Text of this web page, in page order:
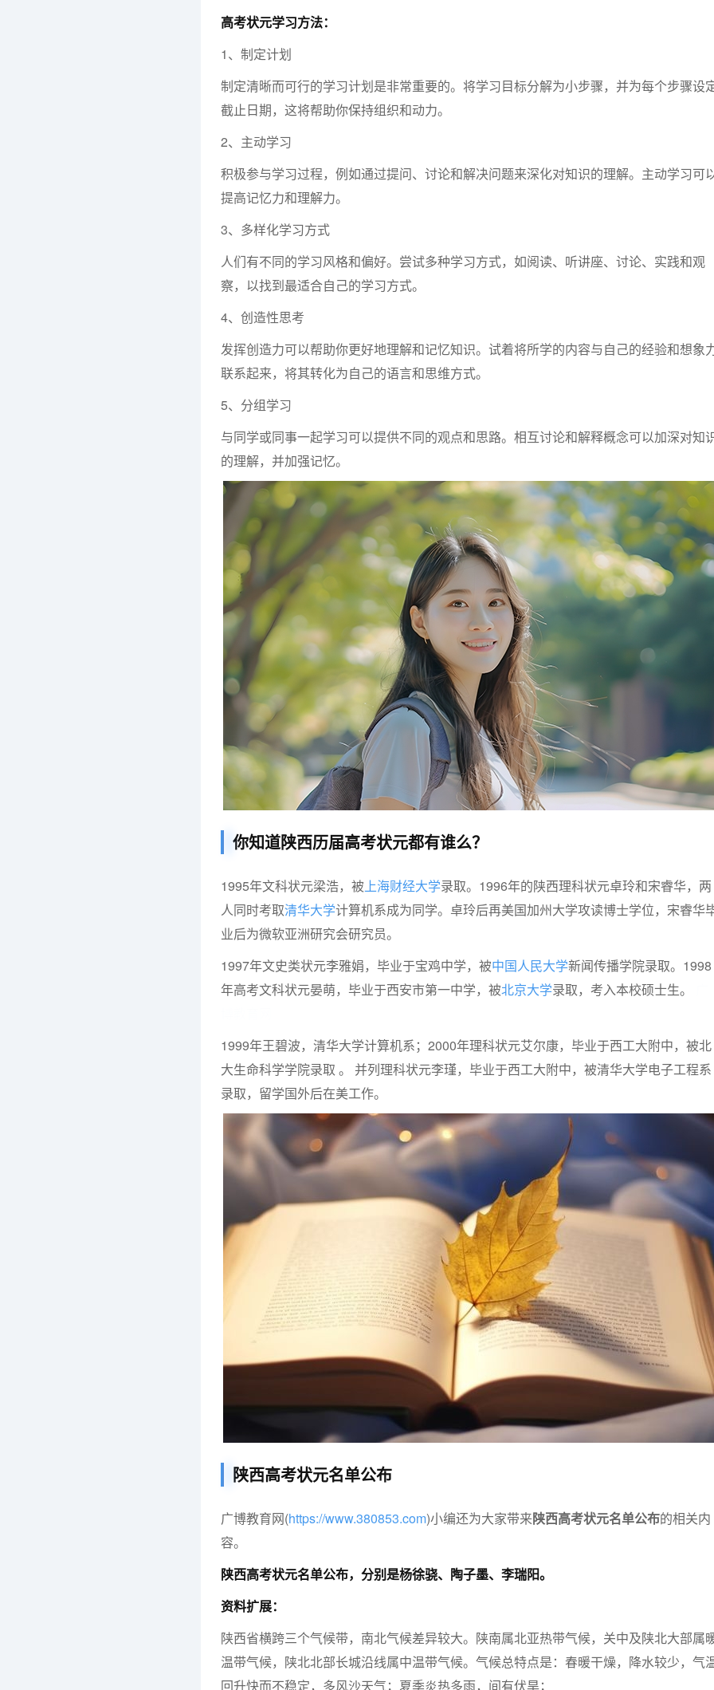
高考状元学习方法：
1、制定计划
制定清晰而可行的学习计划是非常重要的。将学习目标分解为小步骤，并为每个步骤设
截止日期，这将帮助你保持组织和动力。
2、主动学习
积极参与学习过程，例如通过提问、讨论和解决问题来深化对知识的理解。主动学习可
提高记忆力和理解力。
3、多样化学习方式
人们有不同的学习风格和偏好。尝试多种学习方式，如阅读、听讲座、讨论、实践和观
察，以找到最适合自己的学习方式。
4、创造性思考
发挥创造力可以帮助你更好地理解和记忆知识。试着将所学的内容与自己的经验和想象
联系起来，将其转化为自己的语言和思维方式。
5、分组学习
与同学或同事一起学习可以提供不同的观点和思路。相互讨论和解释概念可以加深对知
的理解，并加强记忆。
你知道陕西历届高考状元都有谁么？
1995年文科状元梁浩，被上海财经大学录取。1996年的陕西理科状元卓玲和宋睿华，两
人同时考取清华大学计算机系成为同学。卓玲后再美国加州大学攻读博士学位，宋睿华
业后为微软亚洲研究会研究员。
1997年文史类状元李雅娟，毕业于宝鸡中学，被中国人民大学新闻传播学院录取。1998
年高考文科状元晏萌，毕业于西安市第一中学，被北京大学录取，考入本校硕士生。
1999年王碧波，清华大学计算机系；2000年理科状元艾尔康，毕业于西工大附中，被北
大生命科学学院录取 。 并列理科状元李瑾，毕业于西工大附中，被清华大学电子工程系
录取，留学国外后在美工作。
陕西高考状元名单公布
广博教育网(https://www.380853.com)小编还为大家带来陕西高考状元名单公布的相关内
容。
陕西高考状元名单公布，分别是杨徐骁、陶子墨、李瑞阳。
资料扩展：
陕西省横跨三个气候带，南北气候差异较大。陕南属北亚热带气候，关中及陕北大部属
温带气候，陕北北部长城沿线属中温带气候。气候总特点是：春暖干燥，降水较少，气
回升快而不稳定，多风沙天气；夏季炎热多雨，间有伏旱；